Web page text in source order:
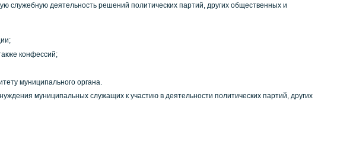
служебную деятельность решений политических партий, других общественных и
конфессий;
муниципального органа.
муниципальных служащих к участию в деятельности политических партий, других